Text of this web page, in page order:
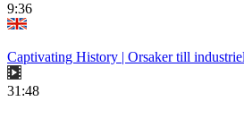
9:36
Captivating History | Orsaker till
31:48